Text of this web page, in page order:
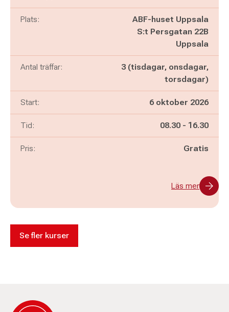
Plats:
ABF-huset Uppsala
S:t Persgatan 22B
Uppsala
Antal träffar:
3 (tisdagar, onsdagar,
torsdagar)
Start: 6 oktober 2026
Tid: Pågår mellan
08.30 - och
16.30
Pris: Gratis
Läs mer
Se fler kurser